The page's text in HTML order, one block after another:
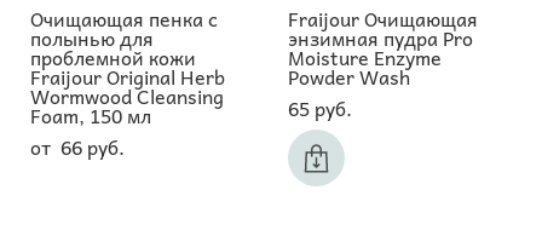
Очищающая пенка с
полынью для
проблемной кожи
Fraijour Original Herb
Wormwood Cleansing
Foam, 150 мл
от 66 pуб.
Fraijour Очищающая
энзимная пудра Pro
Moisture Enzyme
Powder Wash
65 pуб.